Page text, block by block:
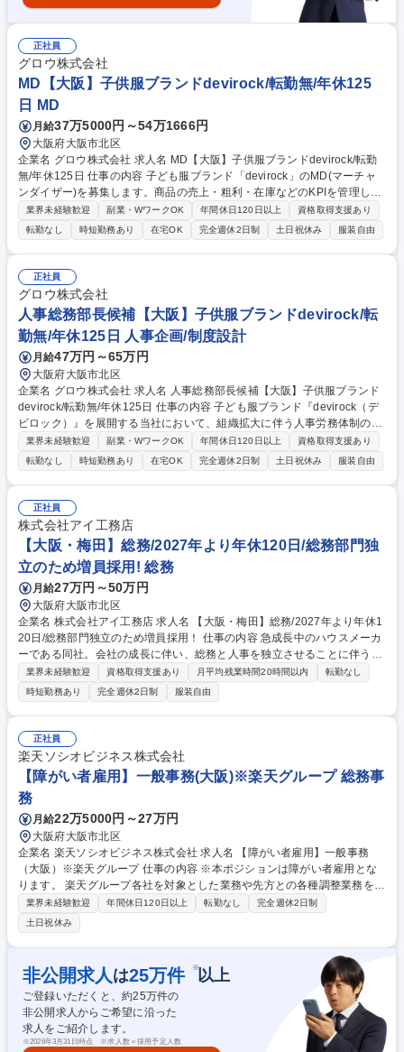
正社員
グロウ株式会社
MD【大阪】子供服ブランドdevirock/転勤無/年休125
日 MD
月給37万5000円～54万1666円
大阪府大阪市北区
企業名 グロウ株式会社 求人名 MD【大阪】子供服ブランドdevirock/転勤
無/年休125日 仕事の内容 子ども服ブランド「devirock」のMD(マーチャ
ンダイザー)を募集します。商品の売上・粗利・在庫などのKPIを管理し、
市場調査をもとに商品企画や販売計画を立案・実行するポジションです。
【MD業務】 ◆商品の売上/粗利/在庫等、KPI管理/数値分析◆売上状況や在
庫を踏まえた販売計画/発注計画の立案/実行◆原価検討/価格設定◆シーズ
ン戦略の立案/実行◆売上/粗利/在庫を分析し改善施策を立案 【企画・リサ
ーチ業務】 ◆市場調査◆顧客ニーズの把握と商品企画への反映◆デザイナ
ーと連携した商品企画◆商品企画/生産/EC/マーケティングとの連携/調整
募集職種 MD【大阪】子供服ブランドdevirock/転勤無/年休125日
業界未経験歓迎 副業・WワークOK 年間休日120日以上
資格取得支援あり
転勤なし
時短勤務あり 在宅OK 完全週休2日制 土日祝休み 服装自由
正社員
グロウ株式会社
人事総務部長候補【大阪】子供服ブランドdevirock/転
勤無/年休125日 人事企画/制度設計
月給47万円～65万円
大阪府大阪市北区
企業名 グロウ株式会社 求人名 人事総務部長候補【大阪】子供服ブランド
devirock/転勤無/年休125日 仕事の内容 子ども服ブランド『devirock（デ
ビロック）』を展開する当社において、組織拡大に伴う人事労務体制の強
化、および次世代の組織基盤創りをお任せする【人事総務部の部長候補】
を募集します。 ◆労務/総務：HR管理/労務管理システム導入から最適化/
オペレーション標準化実行・就業規則/各種社内規程実態のアップデート/
外部対応/リーガルチェック ◆人事企画/組織開発：人員計画の採用戦略立
案/実行/プロセス全体設計/改善/人事評価制度構築/運用改定/リーダー育
成・働き方の多様化の独自の福利厚生・人事制度企画から導入/企業理念の
施策/エンゲージメント向上 ◆マネジメント：メンバーマネジメント/育成/
予算管理 募集職種 人事総務部長候補【大阪】子供服ブランドdevirock/転
勤無/年休125日
業界未経験歓迎 副業・WワークOK 年間休日120日以上
資格取得支援あり
転勤なし
時短勤務あり 在宅OK 完全週休2日制 土日祝休み 服装自由
正社員
株式会社アイ工務店
【大阪・梅田】総務/2027年より年休120日/総務部門独
立のため増員採用! 総務
月給27万円～50万円
大阪府大阪市北区
企業名 株式会社アイ工務店 求人名 【大阪・梅田】総務/2027年より年休1
20日/総務部門独立のため増員採用！ 仕事の内容 急成長中のハウスメーカ
ーである同社。会社の成長に伴い、総務と人事を独立させることに伴う増
員採用です。 総務/庶務業務、備品管理、車両管理、印章管理、社内行事
運営等 業務は多岐にわたりますが、経験や適性に応じて業務分担をしてお
ります。 研修旅行の企画などでは外部代理店とも協力しながら円滑な運営
を行います（直近ではハワイなど） (変更の範囲)業務内容は限定しない 募
集職種 【大阪・梅田】総務/2027年より年休120日/総務部門独立のため増
員採用！
業界未経験歓迎 資格取得支援あり 月平均残業時間20時間以内
転勤なし
時短勤務あり
完全週休2日制 服装自由
正社員
楽天ソシオビジネス株式会社
【障がい者雇用】一般事務(大阪)※楽天グループ 総務事
務
月給22万5000円～27万円
大阪府大阪市北区
企業名 楽天ソシオビジネス株式会社 求人名 【障がい者雇用】一般事務
（大阪）※楽天グループ 仕事の内容 ※本ポジションは障がい者雇用とな
ります。 楽天グループ各社を対象とした業務や先方との各種調整業務をご
担当頂きます。 【詳細】■総務関連業務■人事労務、教育研修関連業務■経
理事務（決済代行、立替金処理など）■サービス運用関連業務（楽天が展
開するサービスの運用、情報精査、審査、メルマガ制作など）■発送・PD
F化・印刷関連業務（キャンペーン運営事務局対応、補助、物品の梱包、
発送など） ※上記の業務のうちいずれかをご担当いただきます。※仕事内
容は障がいの状況により相談に応じます。 ※変更範囲:当社業務全般 募集
職種 【障がい者雇用】一般事務（大阪）※楽天グループ
業界未経験歓迎 年間休日120日以上 転勤なし
完全週休2日制
土日祝休み
非公開求人 は25万件 ※以上
ご登録いただくと、約25万件の
非公開求人からご希望に沿った
求人をご紹介します。
※2026年3月31日時点 ※求人数＝採用予定人数